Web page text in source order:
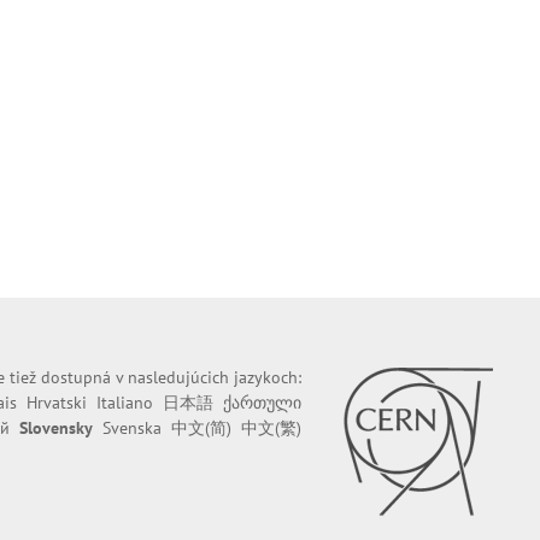
tiež dostupná v nasledujúcich jazykoch:
Hrvatski Italiano 日本語 ქართული
Slovensky Svenska 中文(简) 中文(繁)